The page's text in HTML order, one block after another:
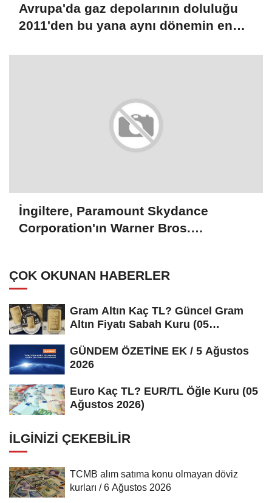
Avrupa'da gaz depolarının doluluğu
2011'den bu yana aynı dönemin en
İngiltere, Paramount Skydance
Corporation'ın Warner Bros.
ÇOK OKUNAN HABERLER
Gram Altın Kaç TL? Güncel Gram
Altın Fiyatı Sabah Kuru (05
GÜNDEM ÖZETİNE EK / 5 Ağustos
2026
Euro Kaç TL? EUR/TL Öğle Kuru (05
Ağustos 2026)
İLGINIZI ÇEKEBILIR
TCMB alım satıma konu olmayan döviz
kurları / 6 Ağustos 2026